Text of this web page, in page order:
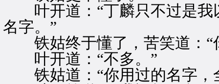
叶开道：“丁麟只不过是我
名字。”
铁姑终于懂了，苦笑道：“
叶开道：“不多。”
铁姑道：“你用过的名字，